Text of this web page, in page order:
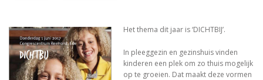
Het thema dit jaar is ‘DICHTBIJ’.
In pleeggezin en gezinshuis vinden
kinderen een plek om zo thuis mogelijk
op te groeien. Dat maakt deze vormen